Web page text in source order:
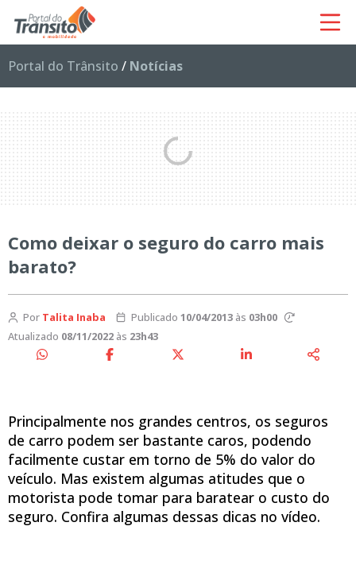
Portal do Trânsito / Notícias
Como deixar o seguro do carro mais
barato?
Por Talita Inaba Publicado 10/04/2013às 03h00
Atualizado 08/11/2022 às 23h43
Principalmente nos grandes centros, os seguros
de carro podem ser bastante caros, podendo
facilmente custar em torno de 5% do valor do
veículo. Mas existem algumas atitudes que o
motorista pode tomar para baratear o custo do
seguro. Confira algumas dessas dicas no vídeo.